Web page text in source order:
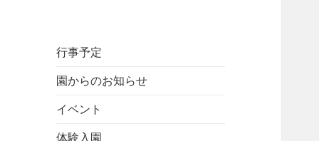
行事予定
園からのお知らせ
イベント
体験入園